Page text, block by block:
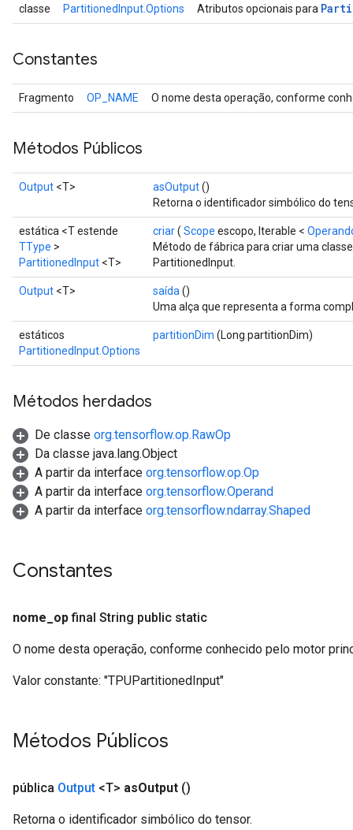
classe PartitionedInput.Options Atributos opcionais para
Constantes
Fragmento OP_NAME O nome desta operação, conforme
Métodos Públicos
Output <T> asOutput()
Retorna o identificador simbólico do
estática <T estende
TType >
PartitionedInput <T>
criar( Scope escopo, Iterable <
Método de fábrica para criar uma
PartitionedInput.
Output <T> saída ()
Uma alça que representa a forma
estáticos
PartitionedInput.Options
partitionDim (Long partitionDim)
Métodos herdados
De classe org.tensorflow.op.RawOp
Da classe java.lang.Object
A partir da interface org.tensorflow.op.Op
A partir da interface org.tensorflow.Operand
A partir da interface org.tensorflow.ndarray.Shaped
Constantes
nome op final String public static
O nome desta operação, conforme conhecido pelo motor
Valor constante: "TPUPartitionedInput"
Métodos Públicos
pública Output <T> asOutput ()
Retorna o identificador simbólico do tensor.